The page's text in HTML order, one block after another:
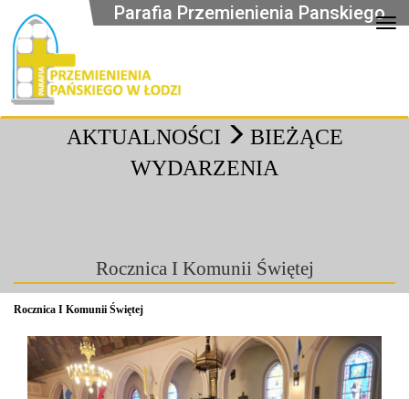
Parafia Przemienienia Panskiego
AKTUALNOŚCI
BIEŻĄCE
WYDARZENIA
Rocznica I Komunii Świętej
Rocznica I Komunii Świętej